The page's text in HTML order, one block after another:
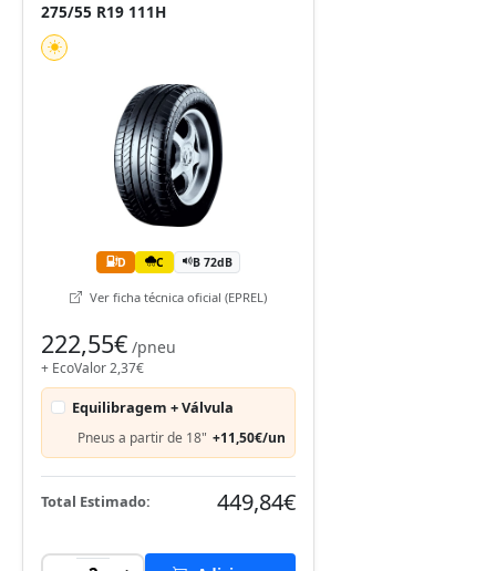
275/55 R19 111H
D C B 72dB
Ver ficha técnica oficial (EPREL)
222,55€ /pneu
+ EcoValor 2,37€
Equilibragem + Válvula
Pneus a partir de 18" +11,50€/un
Total Estimado: 449,84€